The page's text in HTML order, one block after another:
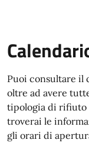
Puoi consultare il
oltre ad avere
tipologia di rifiuto
troverai le
gli orari di